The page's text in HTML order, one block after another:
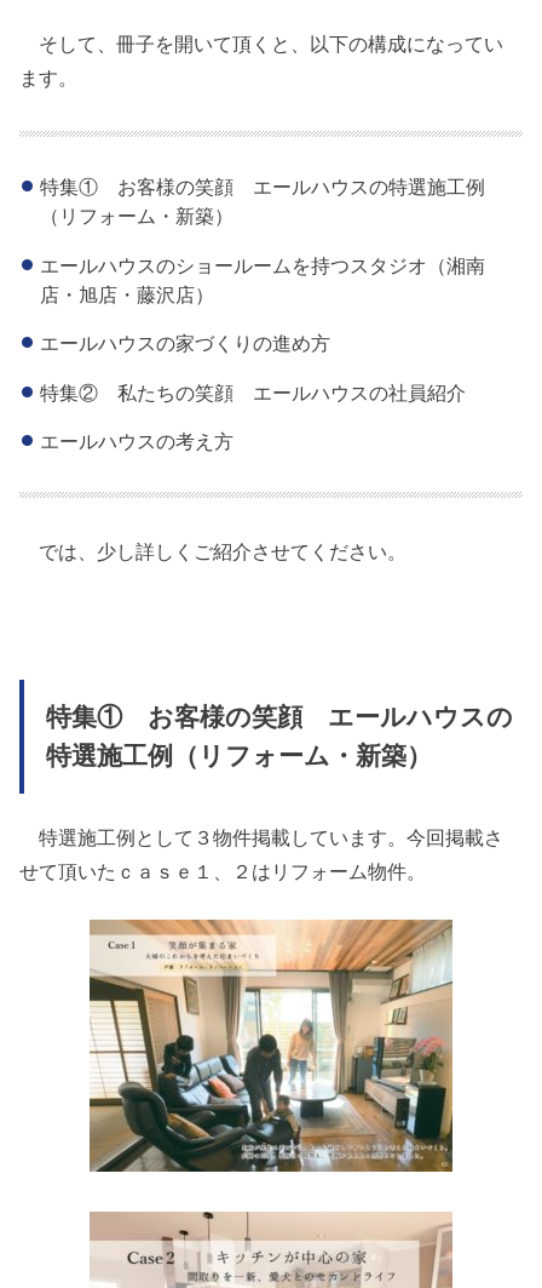
そして、冊子を開いて頂くと、以下の構成になってい
ます。
特集① お客様の笑顔 エールハウスの特選施工例
（リフォーム・新築）
エールハウスのショールームを持つスタジオ（湘南
店・旭店・藤沢店）
エールハウスの家づくりの進め方
特集② 私たちの笑顔 エールハウスの社員紹介
エールハウスの考え方
では、少し詳しくご紹介させてください。
特集① お客様の笑顔 エールハウスの
特選施工例（リフォーム・新築）
特選施工例として３物件掲載しています。今回掲載さ
せて頂いたｃａｓｅ１、２はリフォーム物件。